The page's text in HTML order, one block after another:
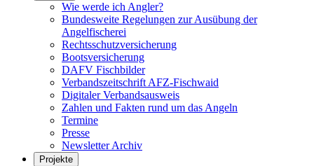
Wie werde ich Angler?
Bundesweite Regelungen zur Ausübung der
Angelfischerei
Rechtsschutzversicherung
Bootsversicherung
DAFV Fischbilder
Verbandszeitschrift AFZ-Fischwaid
Digitaler Verbandsausweis
Zahlen und Fakten rund um das Angeln
Termine
Presse
Newsletter Archiv
Projekte